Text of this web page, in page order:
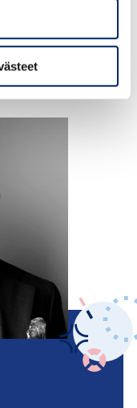
pieniä
yrityksille ja koko